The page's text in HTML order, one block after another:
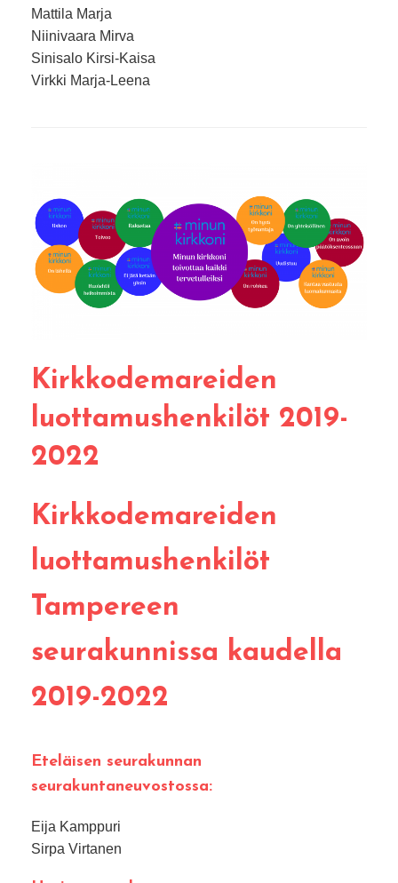
Mattila Marja
Niinivaara Mirva
Sinisalo Kirsi-Kaisa
Virkki Marja-Leena
Kirkkodemareiden
luottamushenkilöt 2019-
2022
Kirkkodemareiden
luottamushenkilöt
Tampereen
seurakunnissa kaudella
2019-2022
Eteläisen seurakunnan
seurakuntaneuvostossa:
Eija Kamppuri
Sirpa Virtanen